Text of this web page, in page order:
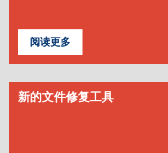
阅读更多
新的文件修复工具